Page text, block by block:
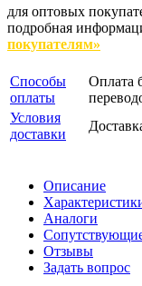
для оптовых
подробная
покупателям»
Способы
оплаты
Оплата
Условия
доставки
Описание
Аналоги
Отзывы
Задать вопрос